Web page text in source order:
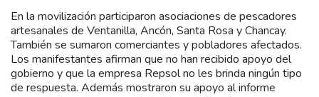
En la movilización participaron asociaciones de pescadores
artesanales de Ventanilla, Ancón, Santa Rosa y Chancay.
También se sumaron comerciantes y pobladores afectados.
Los manifestantes afirman que no han recibido apoyo del
gobierno y que la empresa Repsol no les brinda ningún tipo
de respuesta. Además mostraron su apoyo al informe